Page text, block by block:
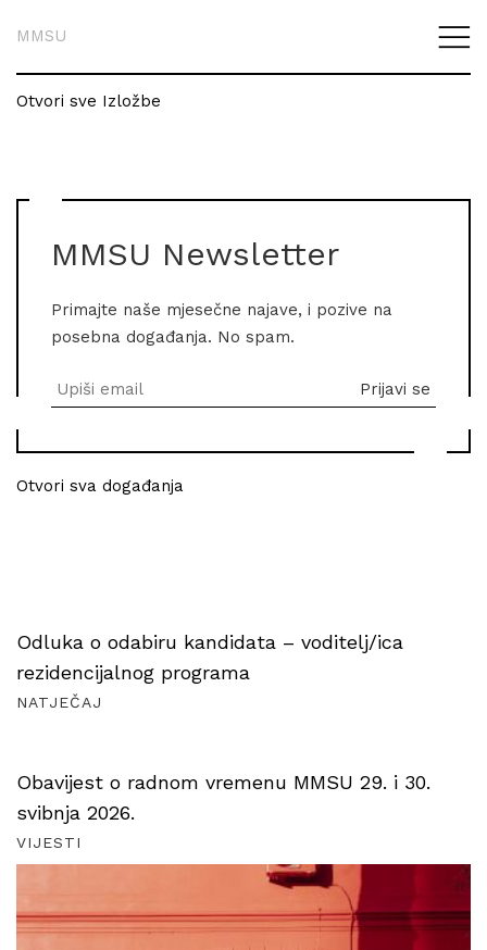
MMSU
Otvori sve Izložbe
MMSU Newsletter
Primajte naše mjesečne najave, i pozive na
posebna događanja. No spam.
Otvori sva događanja
Odluka o odabiru kandidata – voditelj/ica
rezidencijalnog programa
NATJEČAJ
Obavijest o radnom vremenu MMSU 29. i 30.
svibnja 2026.
VIJESTI